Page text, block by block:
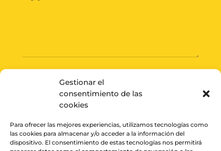
Gestionar el
consentimiento de las
cookies
Para ofrecer las mejores experiencias, utilizamos tecnologías como
las cookies para almacenar y/o acceder a la información del
dispositivo. El consentimiento de estas tecnologías nos permitirá